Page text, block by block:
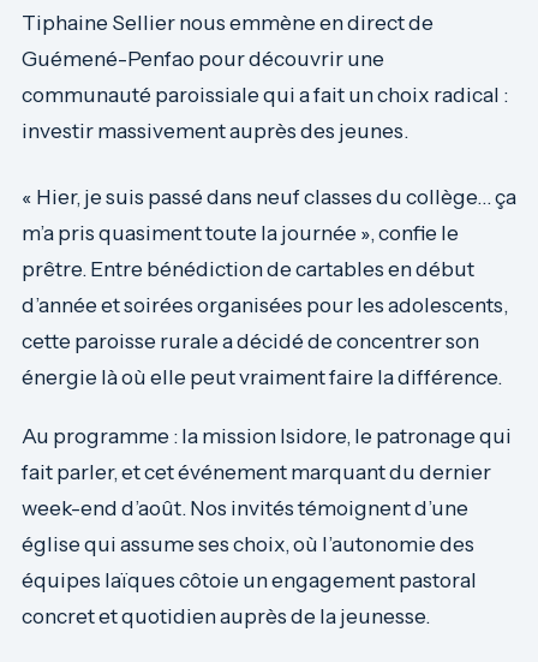
Tiphaine Sellier nous emmène en direct de
Guémené-Penfao pour découvrir une
communauté paroissiale qui a fait un choix radical :
investir massivement auprès des jeunes.
« Hier, je suis passé dans neuf classes du collège… ça
m’a pris quasiment toute la journée », confie le
prêtre. Entre bénédiction de cartables en début
d’année et soirées organisées pour les adolescents,
cette paroisse rurale a décidé de concentrer son
énergie là où elle peut vraiment faire la différence.
Au programme : la mission Isidore, le patronage qui
fait parler, et cet événement marquant du dernier
week-end d’août. Nos invités témoignent d’une
église qui assume ses choix, où l’autonomie des
équipes laïques côtoie un engagement pastoral
concret et quotidien auprès de la jeunesse.